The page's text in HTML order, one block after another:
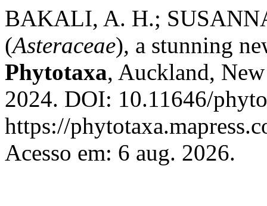
BAKALI, A. H.;
(Asteraceae), a stunning
Phytotaxa, Auckland,
2024. DOI: 10.11646/
https://
Acesso em: 6 aug. 2026.